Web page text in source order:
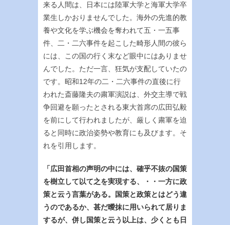
来る人間は、日本には陸軍大学と海軍大学卒
業生しかおりませんでした。海外の先進的教
養や文化を学ぶ機会を奪われて五・一五事
件、二・二六事件を起こした畸形人間の彼ら
には、この国の行く末など眼中にはありませ
んでした。ただ一言、狂気が支配していたの
です。昭和12年の二・二六事件の直後に行
われた斎藤隆夫の粛軍演説は、外交主導で戦
争回避を願ったとされる東大首席の広田弘毅
を前にして行われましたが、厳しく粛軍を迫
ると同時に政治姿勢や教育にも及びます。そ
れを引用します。
「広田首相の声明の中には、確乎不抜の国策
を樹立して以て之を実現する、・・一方に政
策と云う言葉がある。国策と政策とはどう違
うのであるか、甚だ曖抹に用いられて居りま
するが、併し国策と云う以上は、少くとも日